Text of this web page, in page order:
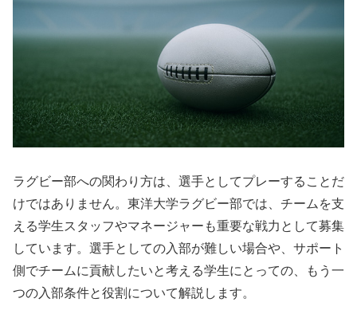
ラグビー部への関わり方は、選手としてプレーすることだ
けではありません。東洋大学ラグビー部では、チームを支
える学生スタッフやマネージャーも重要な戦力として募集
しています。選手としての入部が難しい場合や、サポート
側でチームに貢献したいと考える学生にとっての、もう一
つの入部条件と役割について解説します。